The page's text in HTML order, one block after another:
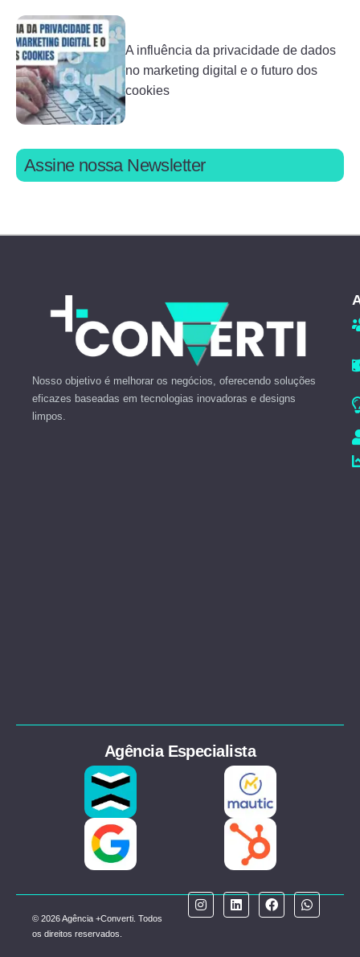
A influência da privacidade de dados
no marketing digital e o futuro dos
cookies
Assine nossa Newsletter
Nosso objetivo é melhorar os negócios, oferecendo soluções
eficazes baseadas em tecnologias inovadoras e designs
limpos.
Agência Especialista
© 2026 Agência +Converti. Todos
os direitos reservados.